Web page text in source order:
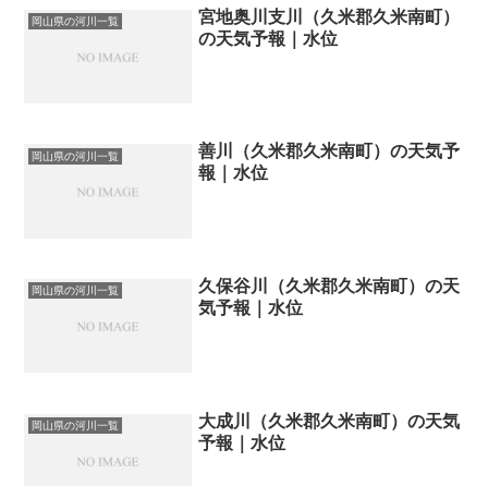
岡山県の河川一覧
宮地奥川支川（久米郡久米南町）
の天気予報｜水位
岡山県の河川一覧
善川（久米郡久米南町）の天気予
報｜水位
岡山県の河川一覧
久保谷川（久米郡久米南町）の天
気予報｜水位
岡山県の河川一覧
大成川（久米郡久米南町）の天気
予報｜水位